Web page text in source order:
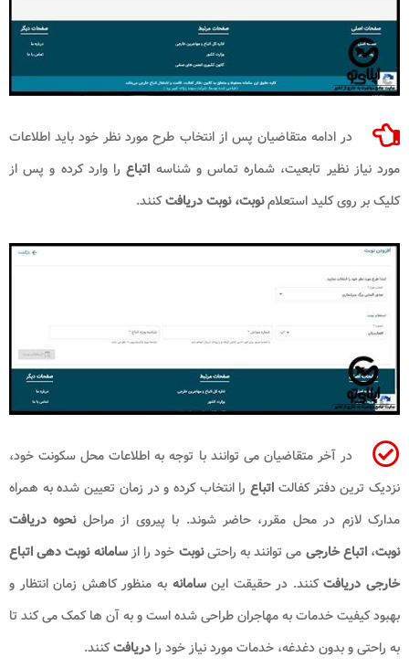
در ادامه متقاضیان پس از انتخاب طرح مورد نظر خود باید اطلاعات
مورد نیاز نظیر تابعیت، شماره تماس و شناسه اتباع را وارد کرده و پس از
کلیک بر روی کلید استعلامنوبت، نوبت دریافتکنند.
در آخر متقاضیان می توانند با توجه به اطلاعات محل سکونت خود،
نزدیک ترین دفتر کفالت اتباع را انتخاب کرده و در زمان تعیین شده به همراه
مدارک لازم در محل مقرر، حاضر شوند. با پیروی از مراحلنحوه دریافت
نوبت،اتباع خارجی می توانند به راحتینوبت خود را ازسامانه نوبت دهی اتباع
خارجی دریافتکنند. در حقیقت اینسامانهبه منظور کاهش زمان انتظار و
بهبود کیفیت خدمات به مهاجران طراحی شده است و به آن ها کمک می کند تا
به راحتی و بدون دغدغه، خدمات مورد نیاز خود را دریافتکنند.